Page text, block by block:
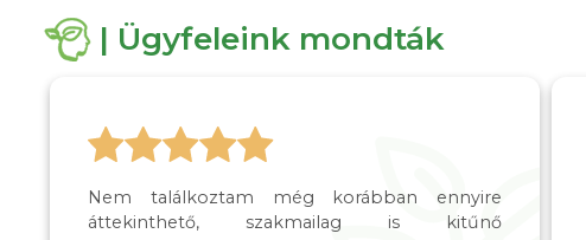
| Ügyfeleink mondták
Nem találkoztam még korábban ennyire
áttekinthető, szakmailag is kitűnő